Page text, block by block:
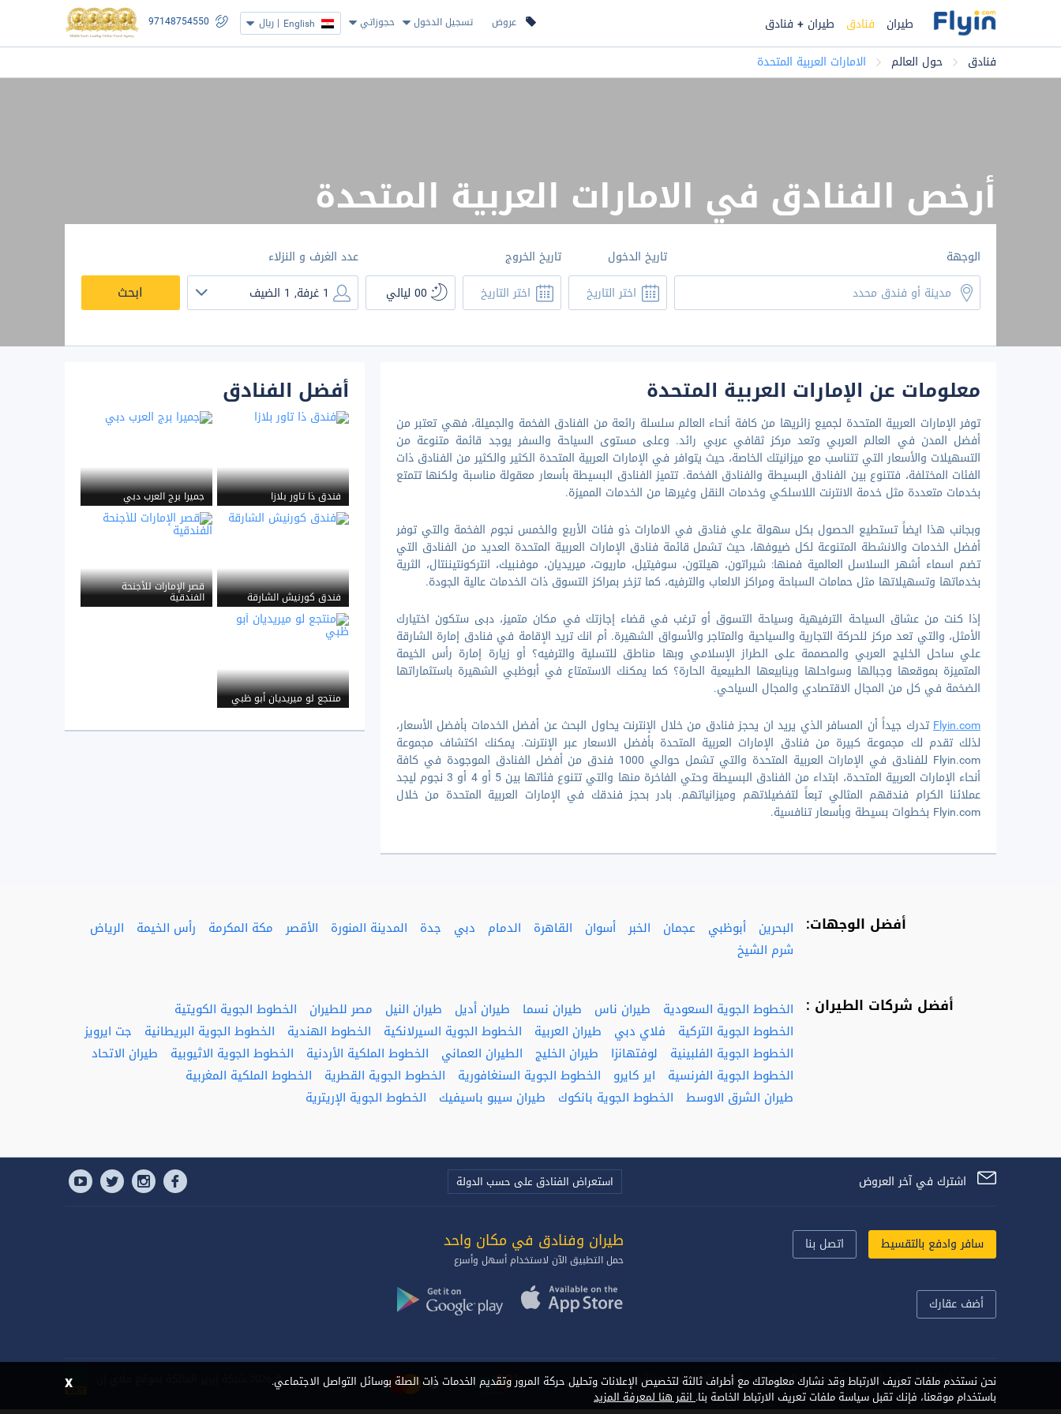
عروض تسجيل الدخول حجوزاتي English
| ريال 97148754550 طيران فنادق
طيران + فنادق
فنادق
حول العالم الامارات العربية المتحدة
أرخص الفنادق في الامارات العربية المتحدة
الوجهة تاريخ الدخول تاريخ الخروج عدد الغرف و النزلاء
معلومات عن الإمارات العربية المتحدة
توفر الإمارات العربية المتحدة لجميع زائريها من كافة أنحاء العالم سلسلة رائعة من الفنادق الفخمة والجميلة، فهي تعتبر من
أفضل المدن في العالم العربي وتعد مركز ثقافي عربي رائد. وعلى مستوى السياحة والسفر يوجد قائمة متنوعة من
التسهيلات والأسعار التي تتناسب مع ميزانيتك الخاصة، حيث يتوافر في الإمارات العربية المتحدة الكثير والكثير من الفنادق ذات
الفئات المختلفة، فتتنوع بين الفنادق البسيطة والفنادق الفخمة. تتميز الفنادق البسيطة بأسعار معقولة مناسبة ولكنها تتمتع
بخدمات متعددة مثل خدمة الانترنت اللاسلكي وخدمات النقل وغيرها من الخدمات المميزة.
وبجانب هذا ايضاً تستطيع الحصول بكل سهولة علي فنادق في الامارات ذو فئات الأربع والخمس نجوم الفخمة والتي توفر
أفضل الخدمات والانشطة المتنوعة لكل ضيوفها، حيث تشمل قائمة فنادق الإمارات العربية المتحدة العديد من الفنادق التي
تضم اسماء أشهر السلاسل العالمية فمنها: شيراتون، هيلتون، سوفيتيل، ماريوت، ميريديان، موفنبيك، انتركونتيننتال، الثرية
بخدماتها وتسهيلاتها مثل حمامات السباحة ومراكز الالعاب والترفيه، كما تزخر بمراكز التسوق ذات الخدمات عالية الجودة.
إذا كنت من عشاق السياحة الترفيهية وسياحة التسوق أو ترغب في قضاء إجازتك في مكان متميز، دبى ستكون اختيارك
الأمثل، والتي تعد مركز للحركة التجارية والسياحية والمتاجر والأسواق الشهيرة. أم انك تريد الإقامة في فنادق إمارة الشارقة
علي ساحل الخليج العربي والمصممة على الطراز الإسلامي وبها مناطق للتسلية والترفيه؟ أو زيارة إمارة رأس الخيمة
المتميزة بموقعها وجبالها وسواحلها وينابيعها الطبيعية الحارة؟ كما يمكنك الاستمتاع في أبوظبي الشهيرة باستثماراتها
الضخمة في كل من المجال الاقتصادي والمجال السياحي.
Flyin.comتدرك جيداً أن المسافر الذي يريد ان يحجز فنادق من خلال الإنترنت يحاول البحث عن أفضل الخدمات بأفضل الأسعار،
لذلك تقدم لك مجموعة كبيرة من فنادق الإمارات العربية المتحدة بأفضل الاسعار عبر الإنترنت. يمكنك اكتشاف مجموعة
Flyin.com للفنادق في الإمارات العربية المتحدة والتي تشمل حوالي 1000 فندق من أفضل الفنادق الموجودة في كافة
أنحاء الإمارات العربية المتحدة، ابتداء من الفنادق البسيطة وحتي الفاخرة منها والتي تتنوع فئاتها بين 5 أو 4 أو 3 نجوم ليجد
عملائنا الكرام فندقهم المثالي تبعاً لتفضيلاتهم وميزانياتهم. بادر بحجز فندقك في الإمارات العربية المتحدة من خلال
Flyin.com بخطوات بسيطة وبأسعار تنافسية.
أفضل الفنادق
فندق ذا تاور بلازا جميرا برج العرب دبي
فندق كورنيش الشارقة
قصر الإمارات للأجنحة
الفندقية
منتجع لو ميريديان أبو ظبي
أفضل الوجهات: البحرين أبوظبي عجمان الخبر أسوان القاهرة الدمام دبي جدة المدينة المنورة الأقصر مكة المكرمة رأس الخيمة
الرياض
شرم الشيخ
أفضل شركات الطيران : الخطوط الجوية السعودية طيران ناس طيران نسما طيران أديل طيران النيل مصر للطيران
الخطوط الجوية الكويتية
الخطوط الجوية التركية
فلاي دبي طيران العربية الخطوط الجوية السيرلانكية الخطوط الهندية الخطوط الجوية البريطانية
جت ايرويز
الخطوط الجوية الفلبينية
لوفتهانزا طيران الخليج الطيران العماني الخطوط الملكية الأردنية الخطوط الجوية الاثيوبية
طيران الاتحاد
الخطوط الجوية الفرنسية
اير كايرو الخطوط الجوية السنغافورية الخطوط الجوية القطرية
الخطوط الملكية المغربية
طيران الشرق الاوسط
الخطوط الجوية بانكوك طيران سيبو باسيفيك الخطوط الجوية الإريترية
اشترك في آخر العروض استعراض الفنادق على حسب الدولة
سافر وادفع بالتقسيط اتصل بنا
أضف عقارك
طيران وفنادق في مكان واحد‎
حمل التطبيق الآن لاستخدام أسهل وأسرع
من نحن أسئلة وأجوبة الخصوصية شروط الاستخدام كيفية الاعتراض وظائف ©
نحن نستخدم ملفات تعريف الارتباط وقد نشارك معلوماتك مع أطراف ثالثة لتخصيص الإعلانات وتحليل حركة المرور وتقديم الخدمات ذات الصلة بوسائل التواصل الاجتماعي.
باستخدام موقعنا، فإنك تقبل سياسة ملفات تعريف الارتباط الخاصة بنا.انقر هنا لمعرفة المزيد
x